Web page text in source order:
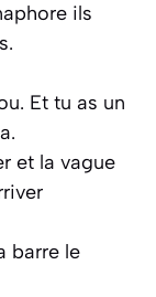
ils
Et tu as un
et la vague
barre le